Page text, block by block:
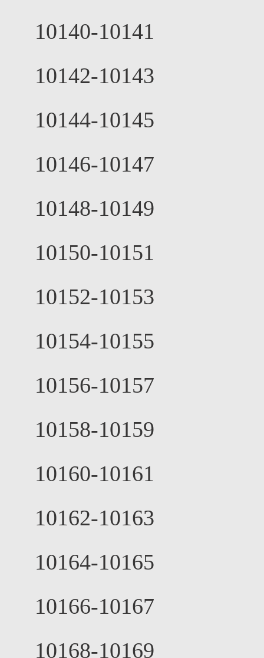
10140-10141
10142-10143
10144-10145
10146-10147
10148-10149
10150-10151
10152-10153
10154-10155
10156-10157
10158-10159
10160-10161
10162-10163
10164-10165
10166-10167
10168-10169